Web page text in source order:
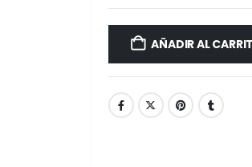
AÑADIR AL